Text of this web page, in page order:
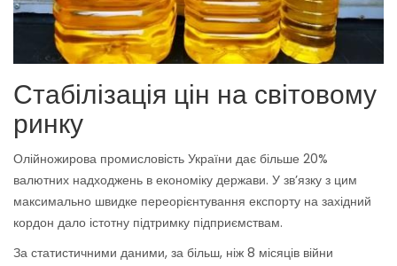
Стабілізація цін на світовому
ринку
Олійножирова промисловість України дає більше 20%
валютних надходжень в економіку держави. У зв’язку з цим
максимально швидке переорієнтування експорту на західний
кордон дало істотну підтримку підприємствам.
За статистичними даними, за більш, ніж 8 місяців війни